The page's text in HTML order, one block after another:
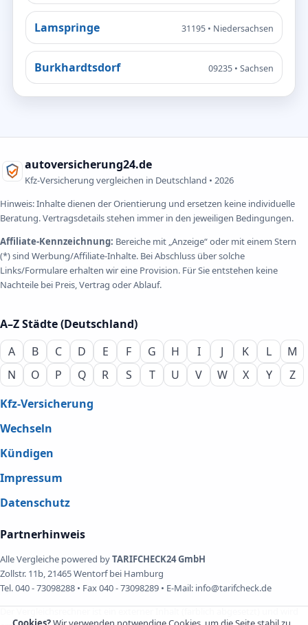
Lamspringe 31195 • Niedersachsen
Burkhardtsdorf 09235 • Sachsen
autoversicherung24.de
Kfz-Versicherung vergleichen in Deutschland • 2026
Hinweis: Inhalte dienen der Orientierung und ersetzen keine individuelle
Beratung. Vertragsdetails stehen immer in den jeweiligen Bedingungen.
Affiliate-Kennzeichnung: Bereiche mit „Anzeige“ oder mit einem Stern
(*) sind Werbung/Affiliate-Inhalte. Bei Abschluss über solche
Links/Formulare erhalten wir eine Provision. Für Sie entstehen keine
Nachteile bei Preis, Vertrag oder Ablauf.
A–Z Städte (Deutschland)
A
B C D E F G H I J K L
M
N
O P Q R S T U V W X Y
Z
Kfz-Versicherung
Wechseln
Kündigen
Impressum
Datenschutz
Partnerhinweis
Alle Vergleiche powered byTARIFCHECK24 GmbH
Zollstr. 11b, 21465 Wentorf bei Hamburg
Tel. 040 - 73098288 • Fax 040 - 73098289 • E-Mail: info@tarifcheck.de